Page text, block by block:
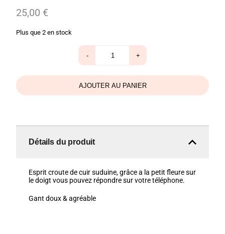
25,00 €
Plus que 2 en stock
de
Gant
melle
gris
- +
AJOUTER AU PANIER
Détails du produit
Esprit croute de cuir suduine, grâce a la petit fleure sur
le doigt vous pouvez répondre sur votre téléphone.
Gant doux & agréable